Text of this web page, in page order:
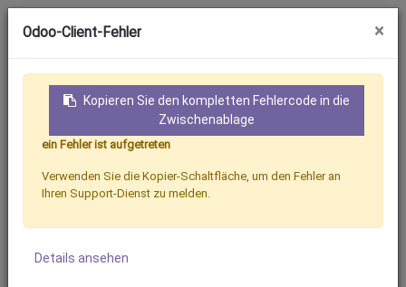
Odoo-Client-Fehler ×
Kopieren Sie den kompletten Fehlercode in die
Zwischenablage
ein Fehler ist aufgetreten
Verwenden Sie die Kopier-Schaltfläche, um den Fehler an
Ihren Support-Dienst zu melden.
Details ansehen